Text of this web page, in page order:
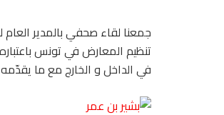
جمعنا لقاء صحفي بالمدير
تنظيم المعارض في تونس
في الداخل و الخارج مع ما